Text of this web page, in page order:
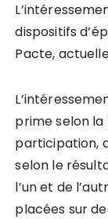
dispositifs
Pacte,
prime selon la
participation,
selon le
l’un et de
placées sur